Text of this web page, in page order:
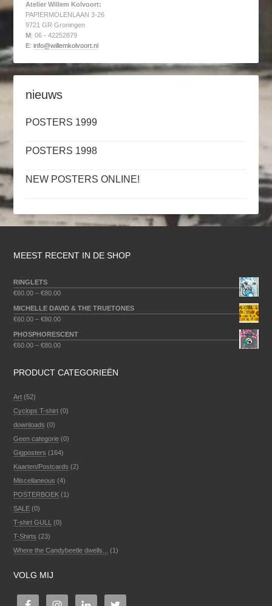
Atelier Willem Kolvoort:
PAPIERMOLENLAAN 3-26
9721 GR Groningen
M : 06 - 42252879
E:info@willemkolvoort.nl
nieuws
POSTERS 1999
POSTERS 1998
NEW POSTERS ONLINE!
MEEST RECENT IN DE SHOP
RINGLETS
€60.00 –€80.00
MICHELLE DAVID & THE TRUETONES
€60.00 –€80.00
PHOSPHORESCENT
€60.00 –€80.00
PRODUCT CATEGORIEËN
Art (52)
Cyclops T-shirt (0)
downloads (0)
Geen categorie (0)
Gigposters (164)
Kaarten/Postcards (2)
Miscellaneous (4)
POSTERBOEK (1)
SALE (0)
T-shirt GULL
(0)
T-Shirts (23)
Where the Candybeetle dwells...
(1)
VOLG MIJ